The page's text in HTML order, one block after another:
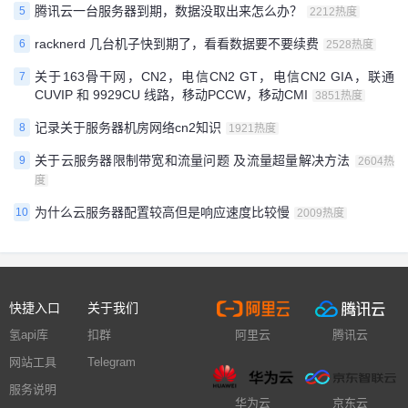
5 腾讯云一台服务器到期，数据没取出来怎么办？ 2212热度
6 racknerd 几台机子快到期了，看看数据要不要续费 2528热度
7
关于163骨干网，CN2，电信CN2 GT，电信CN2 GIA，联通
CUVIP 和 9929CU 线路，移动PCCW，移动CMI
3851热度
8 记录关于服务器机房网络cn2知识 1921热度
9 关于云服务器限制带宽和流量问题 及流量超量解决方法
2604热
度
10 为什么云服务器配置较高但是响应速度比较慢 2009热度
快捷入口
氢api库
网站工具
服务说明
关于我们
扣群
Telegram
阿里云 腾讯云
华为云 京东云